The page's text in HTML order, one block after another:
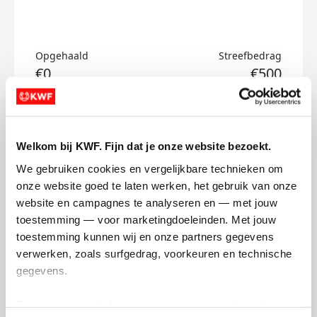
Welkom bij KWF. Fijn dat je onze website bezoekt.
We gebruiken cookies en vergelijkbare technieken om
onze website goed te laten werken, het gebruik van onze
website en campagnes te analyseren en — met jouw
toestemming — voor marketingdoeleinden. Met jouw
toestemming kunnen wij en onze partners gegevens
verwerken, zoals surfgedrag, voorkeuren en technische
gegevens.
Opgehaald
€0
Streefbedrag
€500
Doneer
Luka's badges